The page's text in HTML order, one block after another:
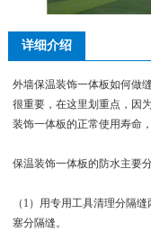
详细介绍
外墙保温装饰一体板如何做
很重要，在这里划重点，因
装饰一体板的正常使用寿命
保温装饰一体板的防水主要
（1）用专用工具清理分隔
塞分隔缝。